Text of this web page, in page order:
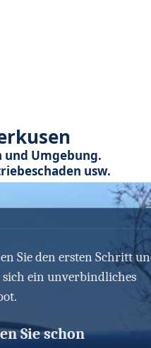
und Umgebung.
usw.
Sie den ersten Schritt
ein unverbindliches
Sie schon